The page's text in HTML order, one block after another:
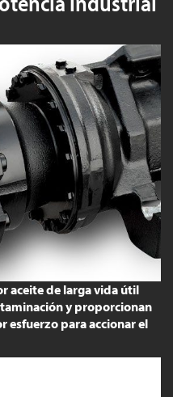
aceite de larga vida útil
y proporcionan
esfuerzo para accionar el